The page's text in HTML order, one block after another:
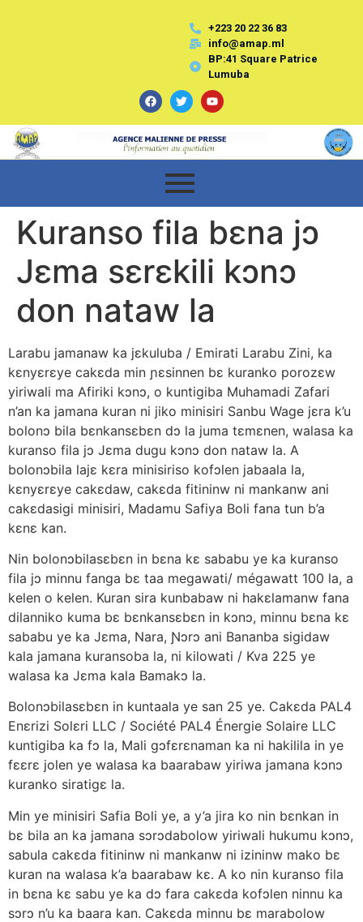
+223 20 22 36 83
info@amap.ml
BP:41 Square Patrice
Lumuba
Kuranso fila bɛna jɔ
Jɛma sɛrɛkili kɔnɔ
don nataw la
Larabu jamanaw ka jɛkuluba / Emirati Larabu Zini, ka
kɛnyɛrɛye cakɛda min ɲɛsinnen bɛ kuranko porozɛw
yiriwali ma Afiriki kɔnɔ, o kuntigiba Muhamadi Zafari
n’an ka jamana kuran ni jiko minisiri Sanbu Wage jɛra k’u
bolonɔ bila bɛnkansɛbɛn dɔ la juma tɛmɛnen, walasa ka
kuranso fila jɔ Jɛma dugu kɔnɔ don nataw la. A
bolonɔbila lajɛ kɛra minisiriso kofɔlen jabaala la,
kɛnyɛrɛye cakɛdaw, cakɛda fitininw ni mankanw ani
cakɛdasigi minisiri, Madamu Safiya Boli fana tun b’a
kɛnɛ kan.
Nin bolonɔbilasɛbɛn in bɛna kɛ sababu ye ka kuranso
fila jɔ minnu fanga bɛ taa megawati/ mégawatt 100 la, a
kelen o kelen. Kuran sira kunbabaw ni hakɛlamanw fana
dilanniko kuma bɛ bɛnkansɛbɛn in kɔnɔ, minnu bɛna kɛ
sababu ye ka Jɛma, Nara, Ɲɔrɔ ani Bananba sigidaw
kala jamana kuransoba la, ni kilowati / Kva 225 ye
walasa ka Jɛma kala Bamakɔ la.
Bolonɔbilasɛbɛn in kuntaala ye san 25 ye. Cakɛda PAL4
Enɛrizi Solɛri LLC / Société PAL4 Énergie Solaire LLC
kuntigiba ka fɔ la, Mali gɔfɛrɛnaman ka ni hakilila in ye
fɛɛrɛ jolen ye walasa ka baarabaw yiriwa jamana kɔnɔ
kuranko siratigɛ la.
Min ye minisiri Safia Boli ye, a y’a jira ko nin bɛnkan in
bɛ bila an ka jamana sɔrɔdabolow yiriwali hukumu kɔnɔ,
sabula cakɛda fitininw ni mankanw ni izininw mako bɛ
kuran na walasa k’a baarabaw kɛ. A ko nin kuranso fila
in bɛna kɛ sabu ye ka dɔ fara cakɛda kofɔlen ninnu ka
sɔrɔ n’u ka baara kan. Cakɛda minnu bɛ marabolow